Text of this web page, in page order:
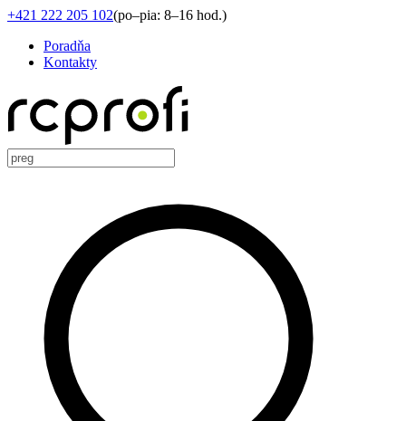
+421 222 205 102(po–pia: 8–16 hod.)
Poradňa
Kontakty